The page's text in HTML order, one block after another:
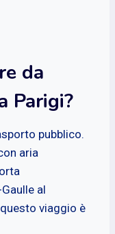
da
Parigi?
pubblico.
aria
al
viaggio è